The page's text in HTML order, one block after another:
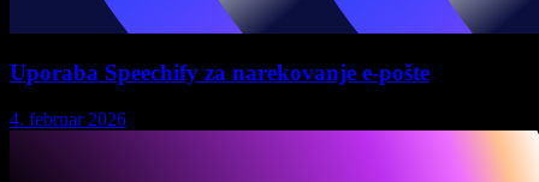
Uporaba Speechify za narekovanje e-pošte
4. februar 2026